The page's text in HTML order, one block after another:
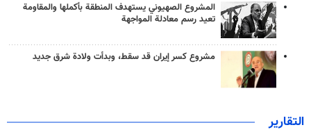
المشروع الصهيوني يستهدف المنطقة بأكملها والمقاومة
تعيد رسم معادلة المواجهة
مشروع كسر إيران قد سقط، وبدأت ولادة شرق جديد
التقارير